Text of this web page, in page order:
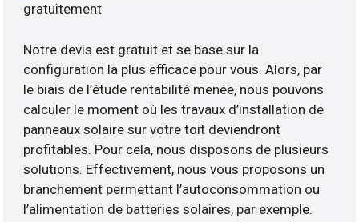
gratuitement
Notre devis est gratuit et se base sur la
configuration la plus efficace pour vous. Alors, par
le biais de l’étude rentabilité menée, nous pouvons
calculer le moment où les travaux d’installation de
panneaux solaire sur votre toit deviendront
profitables. Pour cela, nous disposons de plusieurs
solutions. Effectivement, nous vous proposons un
branchement permettant l’autoconsommation ou
l’alimentation de batteries solaires, par exemple.